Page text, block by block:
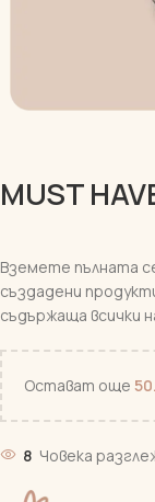
MUST
Вземете пълната
създадени
съдържаща всички
Остават още
8 Човека